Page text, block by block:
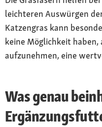
leichteren Auswürgen
Katzengras kann
keine Möglichkeit
aufzunehmen, eine
Was genau